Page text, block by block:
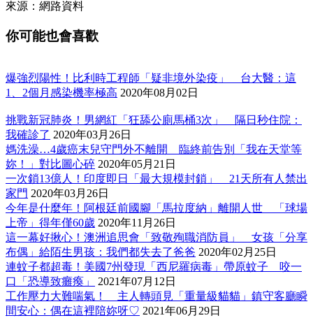
來源：網路資料
你可能也會喜歡
爆強烈陽性！比利時工程師「疑非境外染疫」 台大醫：這
1、2個月感染機率極高 2020年08月02日
挑戰新冠肺炎！男網紅「狂舔公廁馬桶3次」 隔日秒住院：
我確診了 2020年03月26日
媽洗澡…4歲癌末兒守門外不離開 臨終前告別「我在天堂等
妳！」對比圖心碎 2020年05月21日
一次鎖13億人！印度即日「最大規模封鎖」 21天所有人禁出
家門 2020年03月26日
今年是什麼年！阿根廷前國腳「馬拉度納」離開人世 「球場
上帝」得年僅60歲 2020年11月26日
這一幕好揪心！澳洲追思會「致敬殉職消防員」 女孩「分享
布偶」給陌生男孩：我們都失去了爸爸 2020年02月25日
連蚊子都超毒！美國7州發現「西尼羅病毒」帶原蚊子 咬一
口「恐導致癱瘓」
2021年07月12日
工作壓力大難喘氣！ 主人轉頭見「重量級貓貓」鎮守客廳瞬
間安心：偶在這裡陪妳呀♡ 2021年06月29日